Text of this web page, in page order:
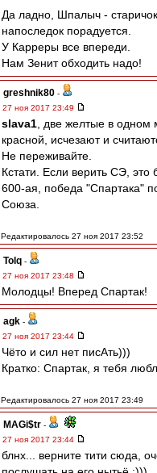
Да ладно, Шпалыч -
напоследок порадуется.
У Карреры все впереди.
Нам Зенит обходить надо!
greshnik80 -
27 ноя 2017 23:49
slava1 , две желтые в одном
красной, исчезают и
Не переживайте.
Кстати. Если верить СЭ, это
600-ая, победа "Спартака"
Союза.
Редактировалось 27 ноя 2017 23:52
Tolq -
27 ноя 2017 23:48
Молодцы! Вперед Спартак!
agk -
27 ноя 2017 23:44
Чёто и сил нет писАть)))
Кратко: Спартак, я тебя
Редактировалось 27 ноя 2017 23:49
MAGi$tr -
27 ноя 2017 23:44
блнх... верните тити сюда,